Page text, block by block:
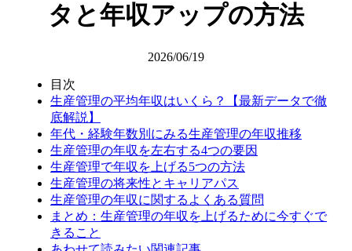
タと年収アップの方法
2026/06/19
目次
生産管理の平均年収はいくら？【最新データで徹
底解説】
年代・経験年数別にみる生産管理の年収推移
生産管理の年収を左右する4つの要因
生産管理で年収を上げる5つの方法
生産管理の将来性とキャリアパス
生産管理の年収に関するよくある質問
まとめ：生産管理の年収を上げるために今すぐで
きること